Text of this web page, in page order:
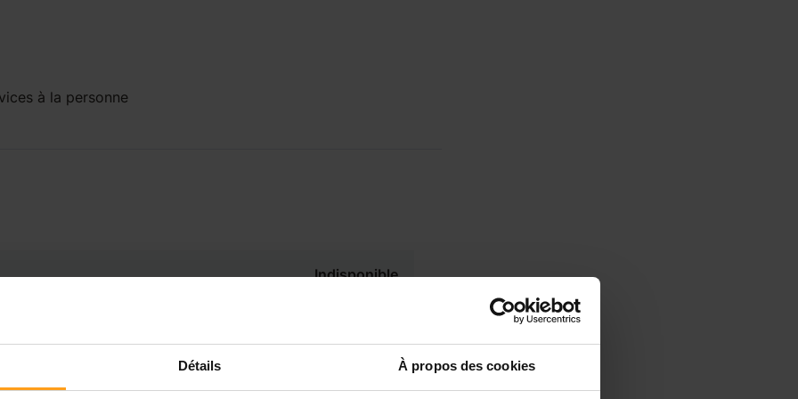
Détails À propos des cookies
à la personne
Indisponible
Disponible de 00:00 à 00:30